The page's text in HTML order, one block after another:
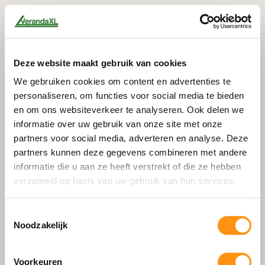
Deze website maakt gebruik van cookies
We gebruiken cookies om content en advertenties te
personaliseren, om functies voor social media te bieden
en om ons websiteverkeer te analyseren. Ook delen we
informatie over uw gebruik van onze site met onze
partners voor social media, adverteren en analyse. Deze
partners kunnen deze gegevens combineren met andere
informatie die u aan ze heeft verstrekt of die ze hebben
verzameld op basis van uw gebruik van hun services.
Noodzakelijk
Voorkeuren